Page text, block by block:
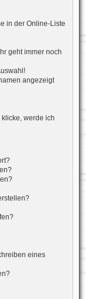
in der Online-Liste
geht immer noch
angezeigt
werde ich
eines